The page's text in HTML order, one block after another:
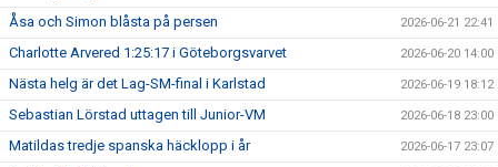
Åsa och Simon blåsta på persen 2026-06-21 22:41
Charlotte Arvered 1:25:17 i Göteborgsvarvet 2026-06-20 14:00
Nästa helg är det Lag-SM-final i Karlstad 2026-06-19 18:12
Sebastian Lörstad uttagen till Junior-VM 2026-06-18 23:00
Matildas tredje spanska häcklopp i år 2026-06-17 23:07